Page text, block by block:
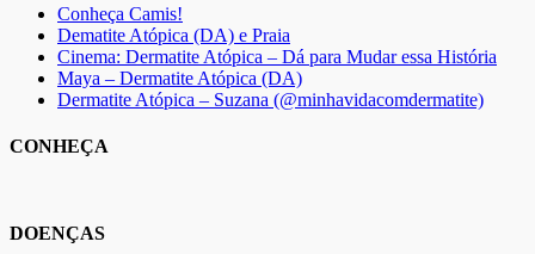
Conheça Camis!
Dematite Atópica (DA) e Praia
Cinema: Dermatite Atópica – Dá para Mudar essa História
Maya – Dermatite Atópica (DA)
Dermatite Atópica – Suzana (@minhavidacomdermatite)
CONHEÇA
DOENÇAS